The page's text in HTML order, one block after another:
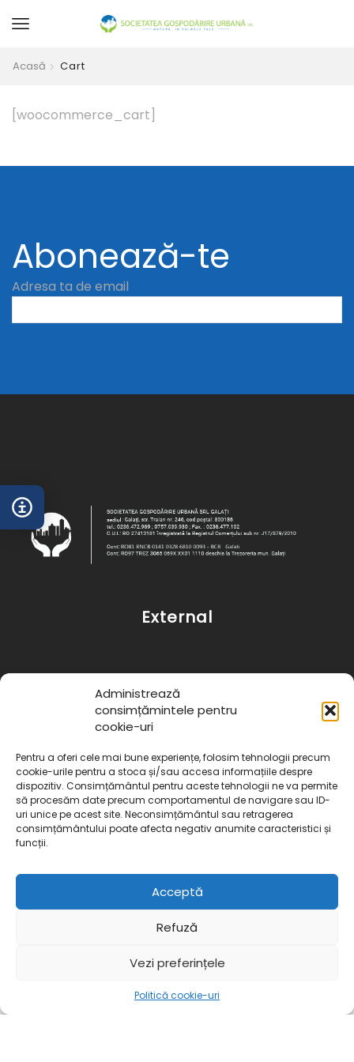
Administrează
consimțămintele pentru
cookie-uri
Pentru a oferi cele mai bune experiențe, folosim tehnologii precum
cookie-urile pentru a stoca și/sau accesa informațiile despre
dispozitiv. Consimțământul pentru aceste tehnologii ne va permite
să procesăm date precum comportamentul de navigare sau ID-
uri unice pe acest site. Neconsimțământul sau retragerea
consimțământului poate afecta negativ anumite caracteristici și
funcții.
Acceptă
Refuză
Vezi preferințele
Politică cookie-uri
Acasă Cart
[woocommerce_cart]
Abonează-te
Adresa ta de email
External
Contact
📞 Dispecerat Parcări: 0757 039 930
💳 Casierie (Plăți): 0757 039 939
📠 Fax: 0236 477 102
✉️ E-mail:
secretariat@gospodarire-urbana.ro
Acasă